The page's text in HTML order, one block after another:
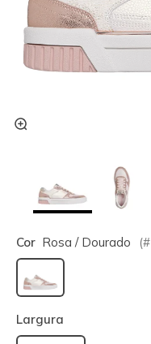
Cor Rosa / Dourado (#
selecionado
Largura